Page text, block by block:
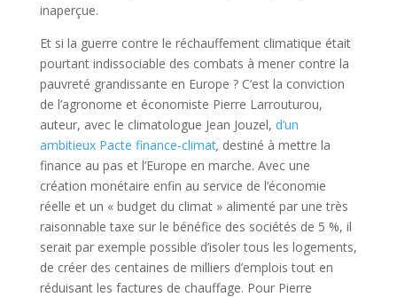
inaperçue.
Et si la guerre contre le réchauffement climatique était
pourtant indissociable des combats à mener contre la
pauvreté grandissante en Europe ? C’est la conviction
de l’agronome et économiste Pierre Larrouturou,
auteur, avec le climatologue Jean Jouzel, d’un
ambitieux Pacte finance-climat, destiné à mettre la
finance au pas et l’Europe en marche. Avec une
création monétaire enfin au service de l’économie
réelle et un « budget du climat » alimenté par une très
raisonnable taxe sur le bénéfice des sociétés de 5 %, il
serait par exemple possible d’isoler tous les logements,
de créer des centaines de milliers d’emplois tout en
réduisant les factures de chauffage. Pour Pierre